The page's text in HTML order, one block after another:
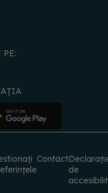
PE:
Contact
de